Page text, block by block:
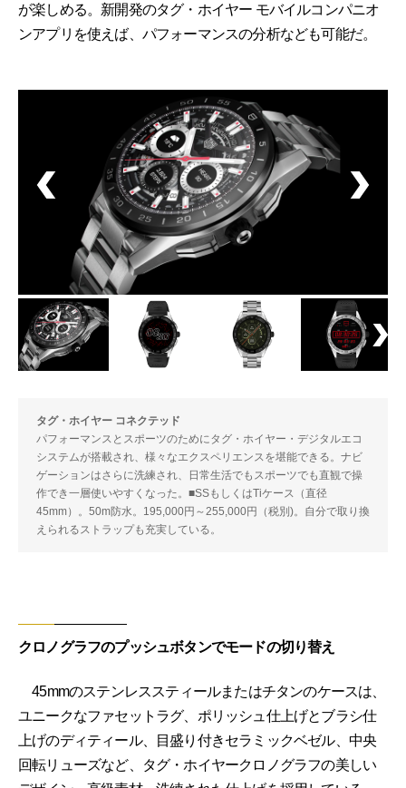
が楽しめる。新開発のタグ・ホイヤー モバイルコンパニオ
ンアプリを使えば、パフォーマンスの分析なども可能だ。
タグ・ホイヤー コネクテッド
パフォーマンスとスポーツのためにタグ・ホイヤー・デジタルエコ
システムが搭載され、様々なエクスペリエンスを堪能できる。ナビ
ゲーションはさらに洗練され、日常生活でもスポーツでも直観で操
作でき一層使いやすくなった。■SSもしくはTiケース（直径
45mm）。50m防水。195,000円～255,000円（税別)。自分で取り換
えられるストラップも充実している。
クロノグラフのプッシュボタンでモードの切り替え
45mmのステンレススティールまたはチタンのケースは、
ユニークなファセットラグ、ポリッシュ仕上げとブラシ仕
上げのディティール、目盛り付きセラミックベゼル、中央
回転リューズなど、タグ・ホイヤークロノグラフの美しい